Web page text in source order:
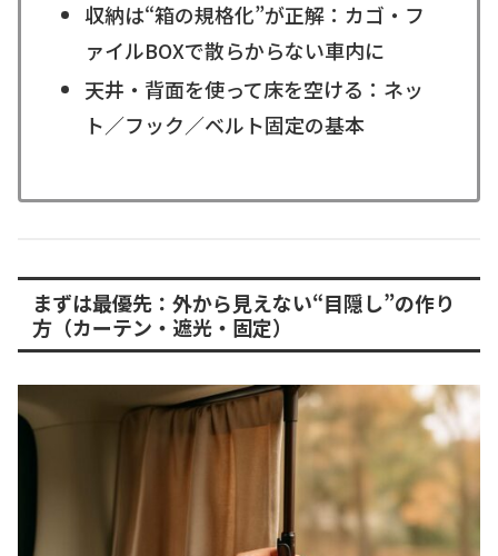
収納は“箱の規格化”が正解：カゴ・フ
ァイルBOXで散らからない車内に
天井・背面を使って床を空ける：ネッ
ト／フック／ベルト固定の基本
まずは最優先：外から見えない“目隠し”の作り
方（カーテン・遮光・固定）